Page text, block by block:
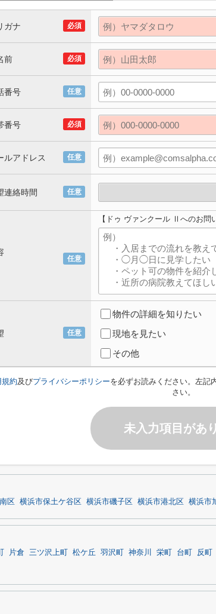
必須
ガナ
必須
前
任意
番号
必須
番号
任意
ルアドレス
任意
連絡時間
任意
【ドゥ ヴァンクール Ⅱへのお問
任意
物件の詳細を知りたい
現地を見たい
その他
約及びプライバシーポリシーを必ずお読みください。左記
さい。
未入力項目があ
区 横浜市保土ケ谷区 横浜市磯子区 横浜市港北区 横浜市
片倉 三ツ沢上町 松ケ丘 羽沢町 神奈川 栄町 台町 反町